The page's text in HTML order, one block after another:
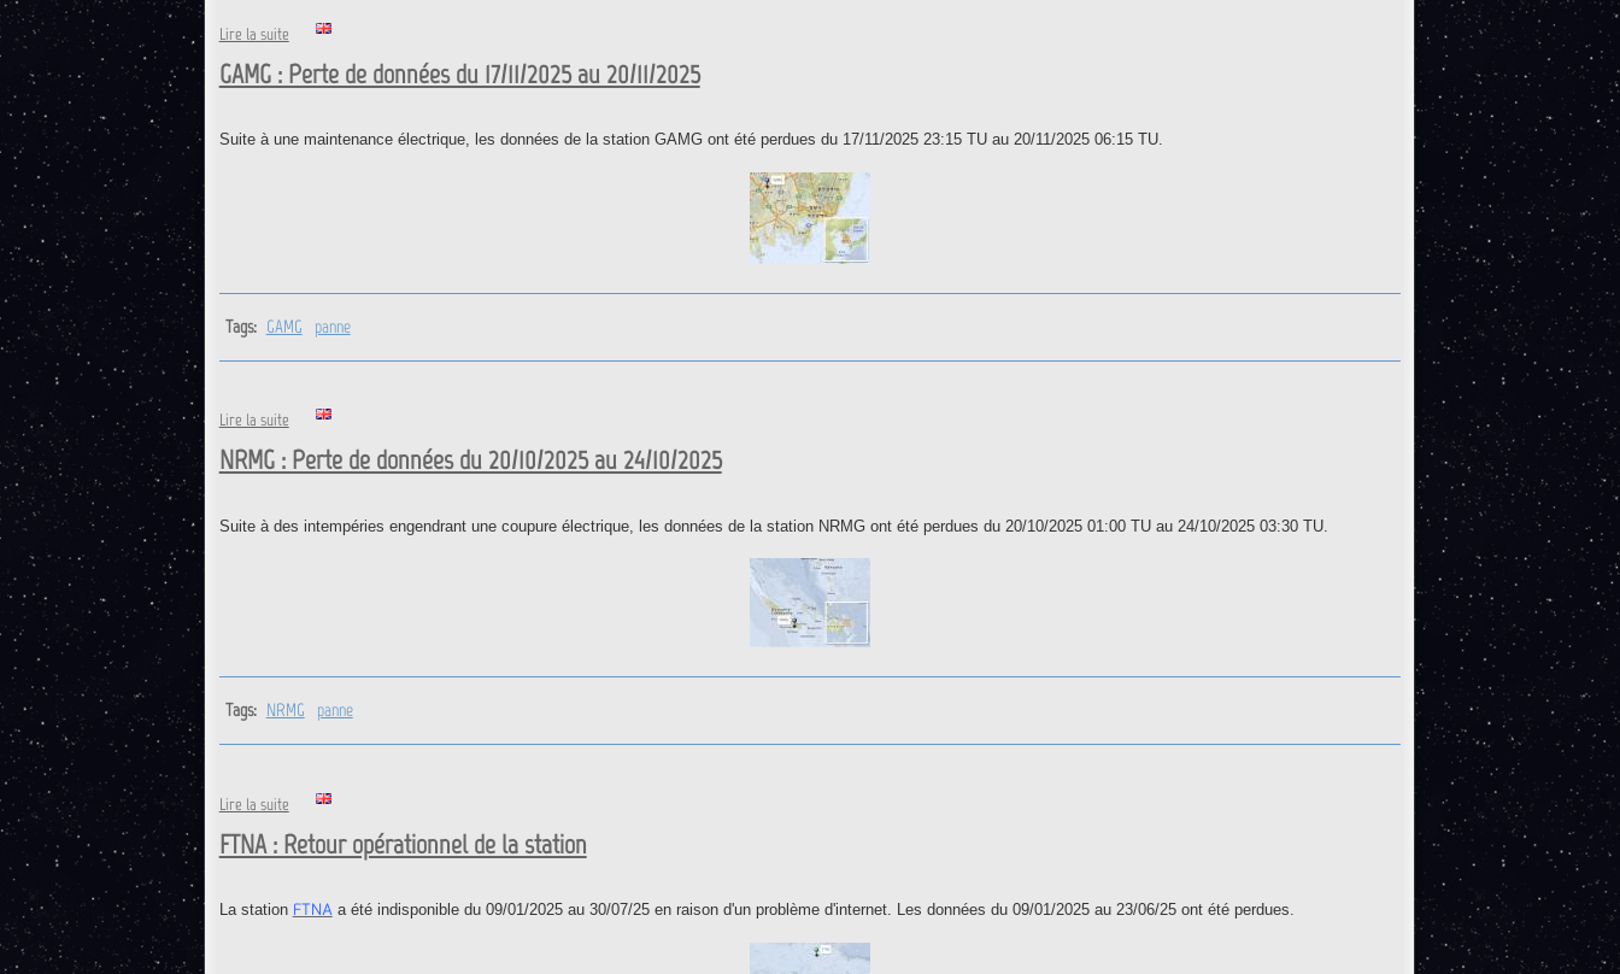
Lire la suite de PTGG : Retour opérationnel de la station.
GAMG : Perte de données du 17/11/2025 au 20/11/2025
Suite à une maintenance électrique, les données de la station GAMG ont été perdues du 17/11/2025 23:15 TU au 20/11/2025 06:15 TU.
Tags: GAMG panne
Lire la suite de GAMG : Perte de données du 17/11/2025 au 20/11/2025
NRMG : Perte de données du 20/10/2025 au 24/10/2025
Suite à des intempéries engendrant une coupure électrique, les données de la station NRMG ont été perdues du 20/10/2025 01:00 TU au 24/10/2025 03:30 TU.
Tags: NRMG panne
Lire la suite de NRMG : Perte de données du 20/10/2025 au 24/10/2025
FTNA : Retour opérationnel de la station
La station FTNAa été indisponible du 09/01/2025 au 30/07/25 en raison d'un problème d'internet. Les données du 09/01/2025 au 23/06/25 ont été perdues.